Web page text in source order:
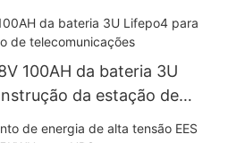
100AH ​​da bateria 3U
da estação de